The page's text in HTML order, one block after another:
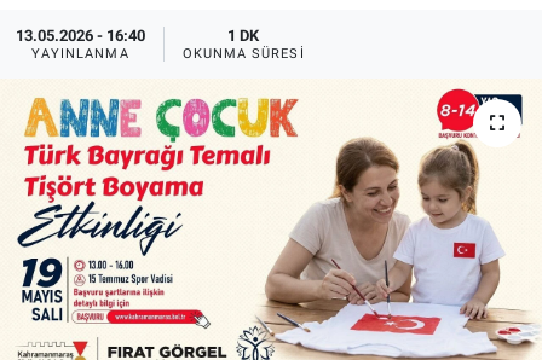
13.05.2026 - 16:40
YAYINLANMA
1 DK
OKUNMA SÜRESI
Dünya
MAGAZİN
Bilim, Teknoloji
ASAYİŞ
ÇEVRE